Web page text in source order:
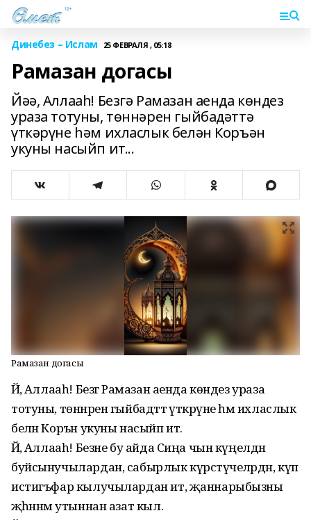
Динебез – Ислам 25 ФЕВРАЛЯ , 05:18
Рамазан догасы
Йәә, Аллааһ! Безгә Рамазан аенда көндез
ураза тотуны, төннәрен гыйбадәттә
үткәрүне һәм ихласлык белән Коръән
укуны насыйп ит...
Рамазан догасы
Йәә, Аллааһ! Безгә Рамазан аенда көндез ураза
тотуны, төннәрен гыйбадәттә үткәрүне һәм ихласлык
белән Коръән укуны насыйп ит.
Йәә, Аллааһ! Безне бу айда Сиңа чын күңелдән
буйсынучылардан, сабырлык күрсәтүчеләрдән, күп
истигъфар кылучылардан ит, җаннарыбызны
җәһәннәм утыннан азат кыл.